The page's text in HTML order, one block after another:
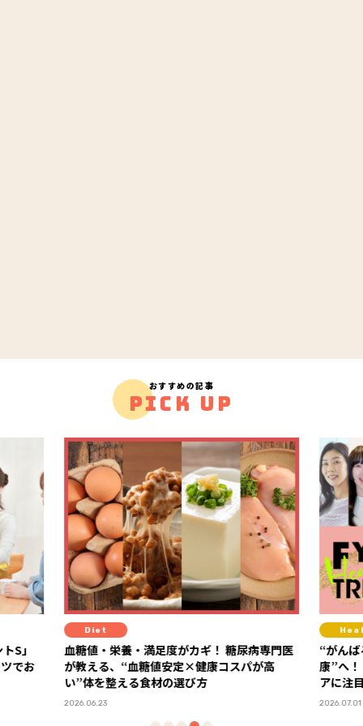
おすすめの記事
PICK UP
門医
高
Healthcare
“がんばる健康”から“心地よく整える健
康”へ！ 2026年下半期は運動・休養・血糖ケ
アに注目
2026.07.01
注目の
「
分時間
2026.05.15